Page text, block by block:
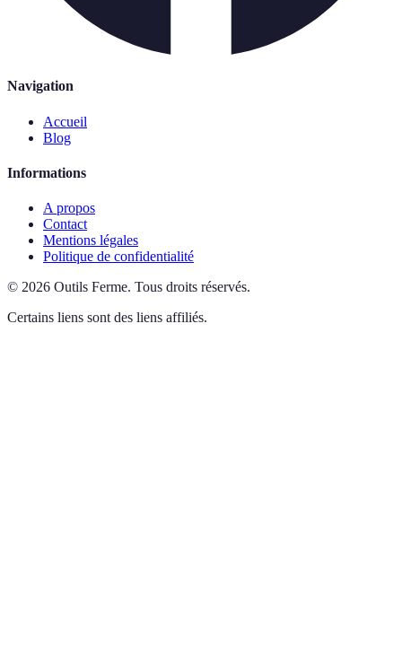
Navigation
Accueil
Blog
Informations
A propos
Contact
Mentions légales
Politique de confidentialité
© 2026 Outils Ferme. Tous droits réservés.
Certains liens sont des liens affiliés.